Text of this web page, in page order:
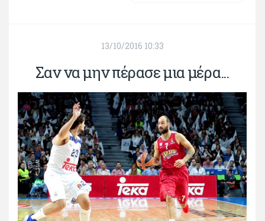
13/10/2016 10:33
Σαν να μην πέρασε μια μέρα...